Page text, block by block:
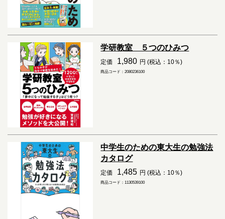
学研教室 ５つのひみつ
定価 1,980 円 (税込：10％)
商品コード：2080236100
中学生のための東大生の勉強法
カタログ
定価 1,485 円 (税込：10％)
商品コード：1130539100